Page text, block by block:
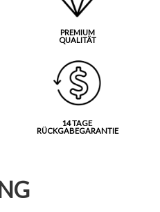
PREMIUM
QUALITÄT
14 TAGE
RÜCKGABEGARANTIE